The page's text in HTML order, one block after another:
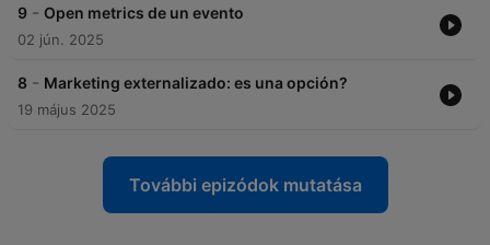
9 - Open metrics de un evento
02 jún. 2025
8 - Marketing externalizado: es una opción?
19 május 2025
További epizódok mutatása